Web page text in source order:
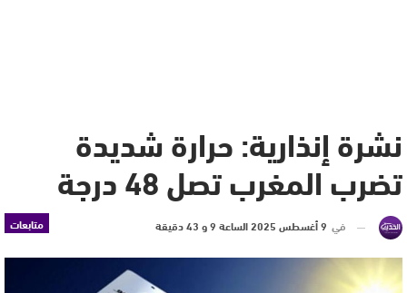
نشرة إنذارية: حرارة شديدة
تضرب المغرب تصل 48 درجة
متابعات في 9 أغسطس 2025 الساعة 9 و 43 دقيقة